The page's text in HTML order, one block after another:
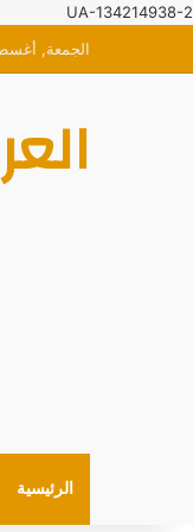
UA-134214938-2
الجمعة, أغسطس 7
الرئيسية